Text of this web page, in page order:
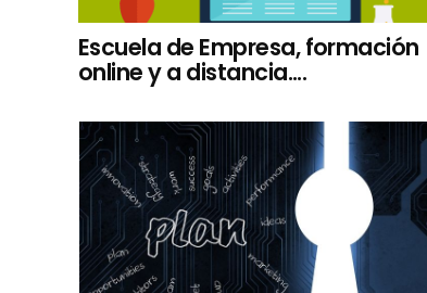
Escuela de Empresa, formación
online y a distancia....